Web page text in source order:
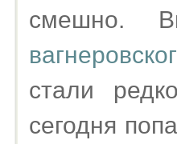
смешно.
стали
сегодня